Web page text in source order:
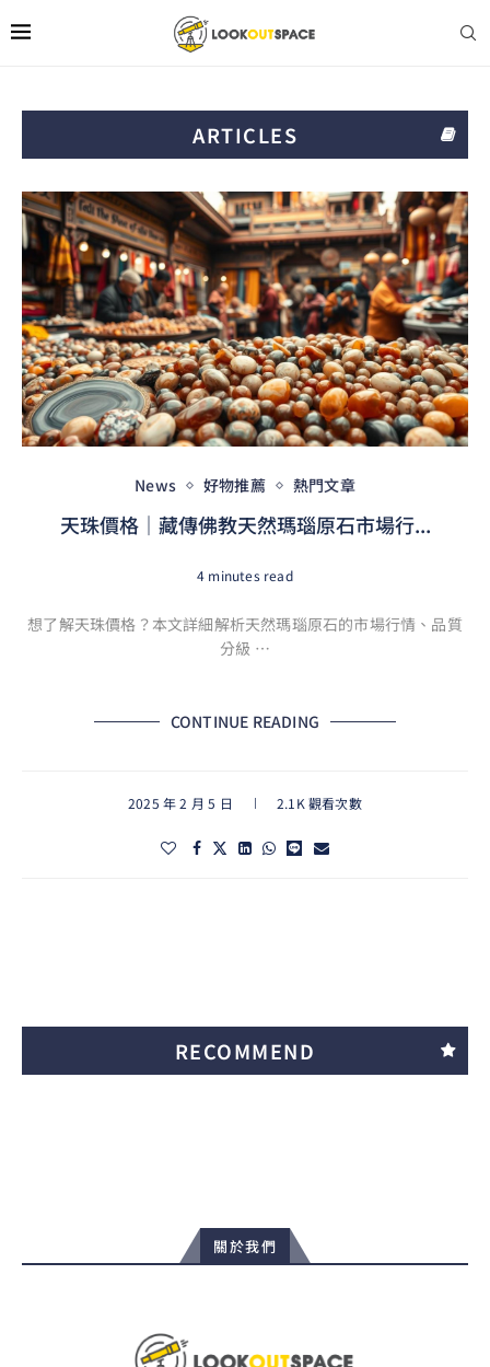
ARTICLES
News 好物推薦 熱門文章
天珠價格｜藏傳佛教天然瑪瑙原石市場行...
4 minutes read
想了解天珠價格？本文詳細解析天然瑪瑙原石的市場行情、品質
分級 …
CONTINUE READING
2025 年 2 月 5 日 2.1K 觀看次數
RECOMMEND
關於我們